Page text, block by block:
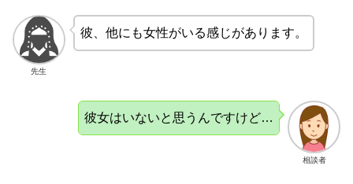
先生
彼、他にも女性がいる感じがあります。
相談者
彼女はいないと思うんですけど…